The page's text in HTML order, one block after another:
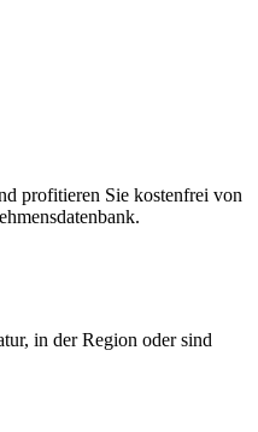
profitieren Sie kostenfrei von
in der Region oder sind